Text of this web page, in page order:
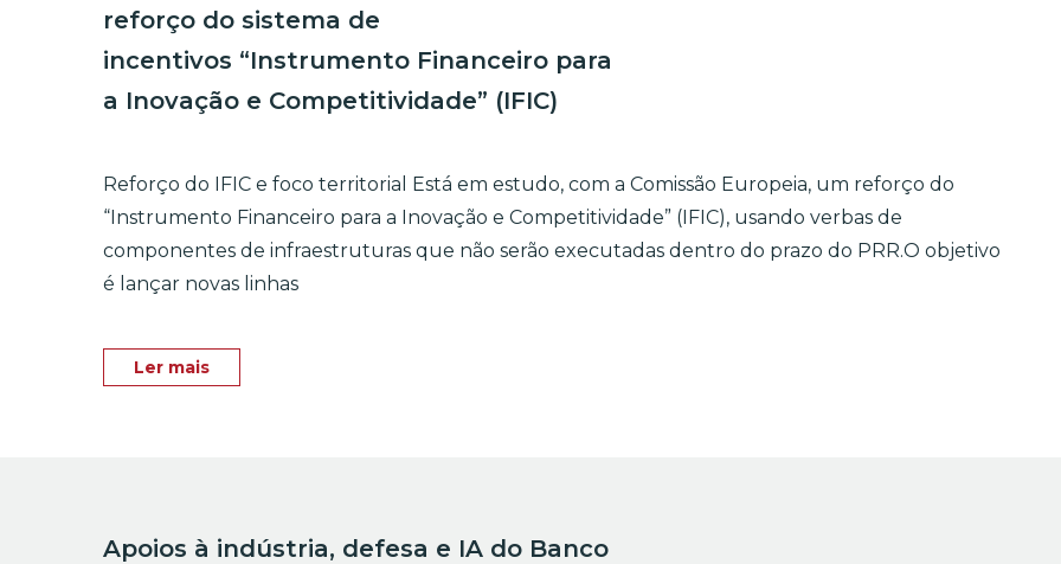
reforço do sistema de
incentivos “Instrumento Financeiro para
a Inovação e Competitividade” (IFIC)
Reforço do IFIC e foco territorial Está em estudo, com a Comissão Europeia, um reforço do
“Instrumento Financeiro para a Inovação e Competitividade” (IFIC), usando verbas de
componentes de infraestruturas que não serão executadas dentro do prazo do PRR.O objetivo
é lançar novas linhas
Ler mais
Apoios à indústria, defesa e IA do Banco